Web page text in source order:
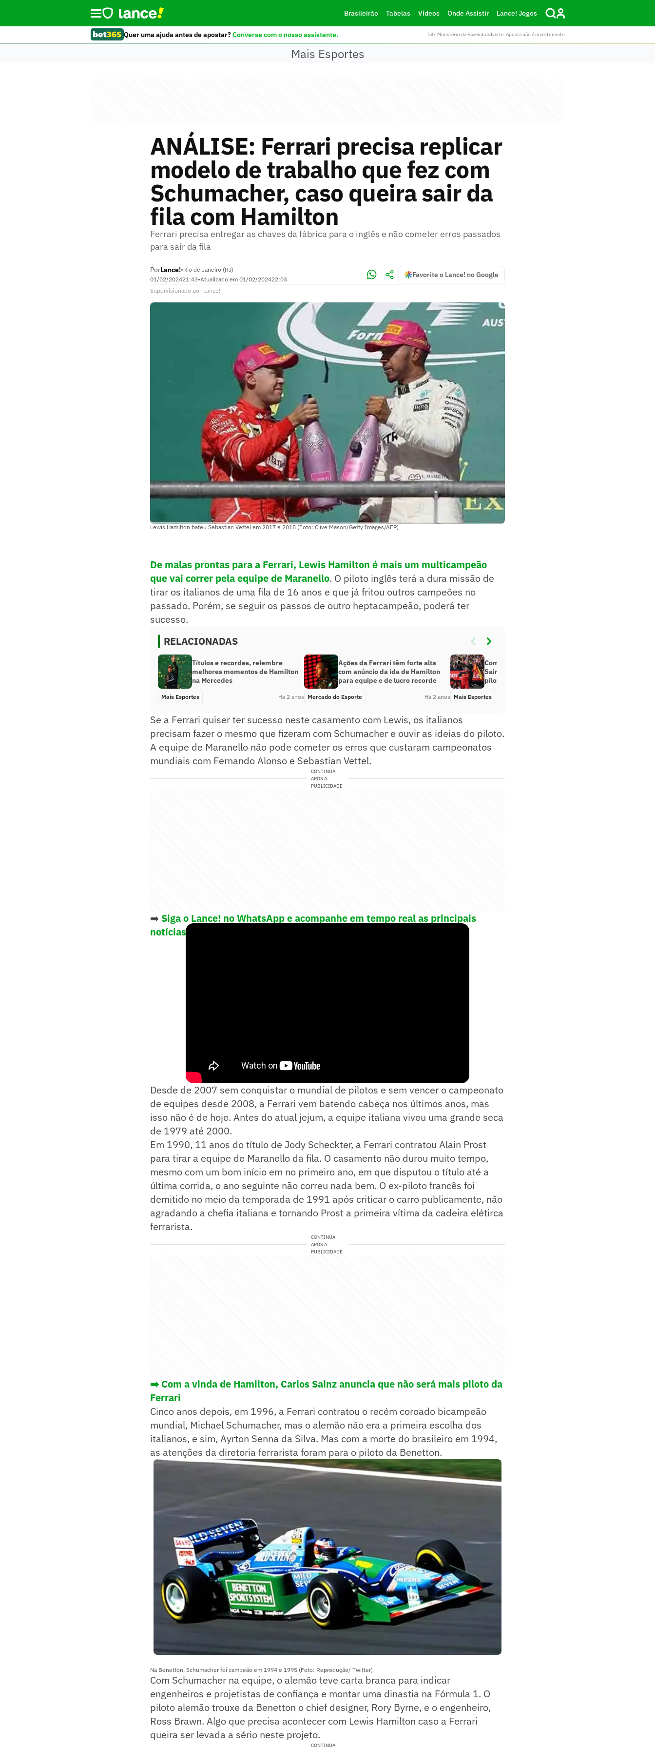
Brasileirão Tabelas Vídeos Onde Assistir Lance! Jogos
Quer uma ajuda antes de apostar?Converse com o nosso assistente. 18+ Ministério da Fazenda adverte: Aposta não é investimento
Mais Esportes
ANÁLISE: Ferrari precisa replicar
modelo de trabalho que fez com
Schumacher, caso queira sair da
fila com Hamilton
Ferrari precisa entregar as chaves da fábrica para o inglês e não cometer erros passados
para sair da fila
PorLance!•Rio de Janeiro (RJ)
01/02/202421:43•Atualizado em 01/02/202422:03
Favorite o Lance! no Google
Supervisionado por Lance!
Lewis Hamilton bateu Sebastian Vettel em 2017 e 2018 (Foto: Clive Mason/Getty Images/AFP)
De malas prontas para a Ferrari, Lewis Hamilton é mais um multicampeão
que vai correr pela equipe de Maranello. O piloto inglês terá a dura missão de
tirar os italianos de uma fila de 16 anos e que já fritou outros campeões no
passado. Porém, se seguir os passos de outro heptacampeão, poderá ter
sucesso.
RELACIONADAS
Títulos e recordes, relembre
melhores momentos de Hamilton
na Mercedes
Mais Esportes Há 2 anos
Ações da Ferrari têm forte alta
com anúncio da ida de Hamilton
para equipe e de lucro recorde
Mercado do Esporte Há 2 anos
Com a vinda de Hamilton, Carlos
Sainz anuncia que não será mais
piloto da Ferrari
Mais Esportes
Se a Ferrari quiser ter sucesso neste casamento com Lewis, os italianos
precisam fazer o mesmo que fizeram com Schumacher e ouvir as ideias do piloto.
A equipe de Maranello não pode cometer os erros que custaram campeonatos
mundiais com Fernando Alonso e Sebastian Vettel.
CONTINUA
APÓS A
PUBLICIDADE
➡️ Siga o Lance! no WhatsApp e acompanhe em tempo real as principais
notícias do esporte
Desde de 2007 sem conquistar o mundial de pilotos e sem vencer o campeonato
de equipes desde 2008, a Ferrari vem batendo cabeça nos últimos anos, mas
isso não é de hoje. Antes do atual jejum, a equipe italiana viveu uma grande seca
de 1979 até 2000.
Em 1990, 11 anos do título de Jody Scheckter, a Ferrari contratou Alain Prost
para tirar a equipe de Maranello da fila. O casamento não durou muito tempo,
mesmo com um bom início em no primeiro ano, em que disputou o título até a
última corrida, o ano seguinte não correu nada bem. O ex-piloto francês foi
demitido no meio da temporada de 1991 após criticar o carro publicamente, não
agradando a chefia italiana e tornando Prost a primeira vítima da cadeira elétirca
ferrarista.
CONTINUA
APÓS A
PUBLICIDADE
➡️ Com a vinda de Hamilton, Carlos Sainz anuncia que não será mais piloto da
Ferrari
Cinco anos depois, em 1996, a Ferrari contratou o recém coroado bicampeão
mundial, Michael Schumacher, mas o alemão não era a primeira escolha dos
italianos, e sim, Ayrton Senna da Silva. Mas com a morte do brasileiro em 1994,
as atenções da diretoria ferrarista foram para o piloto da Benetton.
Na Benetton, Schumacher foi campeão em 1994 e 1995 (Foto: Reprodução/ Twitter)
Com Schumacher na equipe, o alemão teve carta branca para indicar
engenheiros e projetistas de confiança e montar uma dinastia na Fórmula 1. O
piloto alemão trouxe da Benetton o chief designer, Rory Byrne, e o engenheiro,
Ross Brawn. Algo que precisa acontecer com Lewis Hamilton caso a Ferrari
queira ser levada a sério neste projeto.
CONTINUA